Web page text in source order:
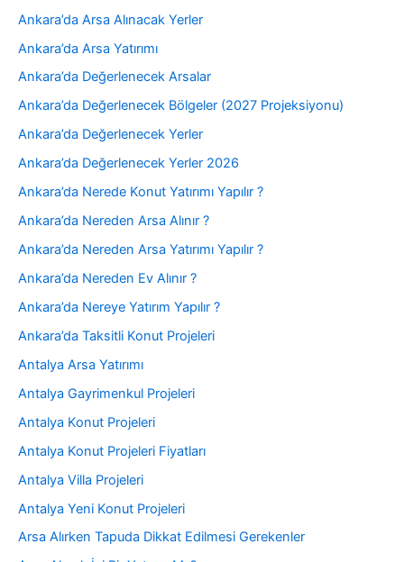
Ankara’da Arsa Alınacak Yerler
Ankara’da Arsa Yatırımı
Ankara’da Değerlenecek Arsalar
Ankara’da Değerlenecek Bölgeler (2027 Projeksiyonu)
Ankara’da Değerlenecek Yerler
Ankara’da Değerlenecek Yerler 2026
Ankara’da Nerede Konut Yatırımı Yapılır ?
Ankara’da Nereden Arsa Alınır ?
Ankara’da Nereden Arsa Yatırımı Yapılır ?
Ankara’da Nereden Ev Alınır ?
Ankara’da Nereye Yatırım Yapılır ?
Ankara’da Taksitli Konut Projeleri
Antalya Arsa Yatırımı
Antalya Gayrimenkul Projeleri
Antalya Konut Projeleri
Antalya Konut Projeleri Fiyatları
Antalya Villa Projeleri
Antalya Yeni Konut Projeleri
Arsa Alırken Tapuda Dikkat Edilmesi Gerekenler